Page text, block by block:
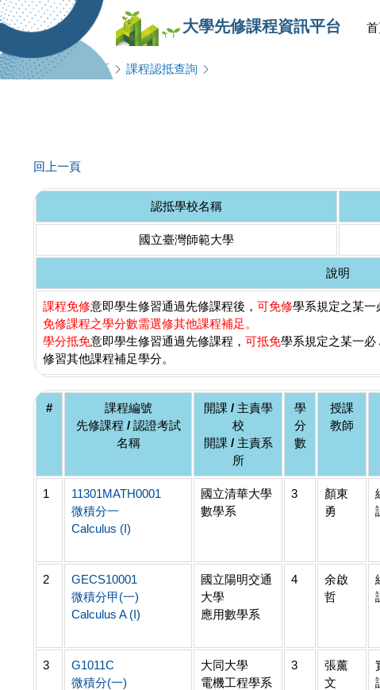
大學先修課程資訊平台
查詢專區 課程認抵查詢
回上一頁
認抵學校名稱
國立臺灣師範大學
說明
課程免修意即學生修習通過先修課程後， 可免修學系規定之某一
免修課程之學分數需選修其他課程補足。
學分抵免意即學生修習通過先修課程， 可抵免學系規定之某一必
修習其他課程補足學分。
#
課程編號
先修課程 / 認證考試
名稱
開課 / 主責學
校
開課 / 主責系
所
學
分
數
授課
教師
1
11301MATH0001
微積分一
Calculus (I)
國立清華大學
數學系
3
顏東
勇
2
GECS10001
微積分甲(一)
Calculus A (I)
國立陽明交通
大學
應用數學系
4
余啟
哲
3
G1011C
微積分(一)
大同大學
電機工程學系
3
張薰
文